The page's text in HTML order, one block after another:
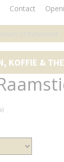
Contact
KOFFIE &